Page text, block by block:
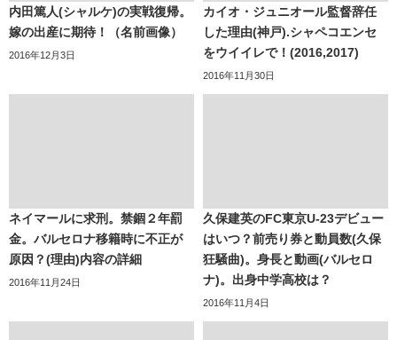
内田篤人(シャルケ)の実戦復帰。
嫁の出産に期待！（名前画像）
2016年12月3日
カイオ・ジュニオール監督辞任
した理由(神戸).シャペコエンセ
をウイイレで！(2016,2017)
2016年11月30日
ネイマールに求刑。禁錮２年罰
金。バルセロナ移籍時に不正が
原因？(理由)内容の詳細
2016年11月24日
久保建英のFC東京U-23デビュー
はいつ？前売り券と動員数(久保
狂騒曲)。身長と動画(バルセロ
ナ)。出身中学高校は？
2016年11月4日